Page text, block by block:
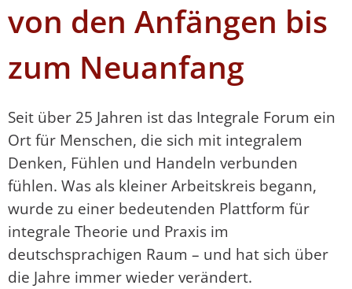
von den Anfängen bis
zum Neuanfang
Seit über 25 Jahren ist das Integrale Forum ein
Ort für Menschen, die sich mit integralem
Denken, Fühlen und Handeln verbunden
fühlen. Was als kleiner Arbeitskreis begann,
wurde zu einer bedeutenden Plattform für
integrale Theorie und Praxis im
deutschsprachigen Raum – und hat sich über
die Jahre immer wieder verändert.